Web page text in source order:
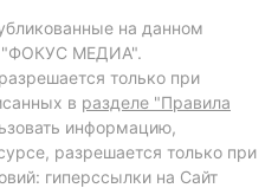
на данном
"ФОКУС МЕДИА".
только при
в разделе "Правила
информацию,
разрешается только при
гиперссылки на Сайт